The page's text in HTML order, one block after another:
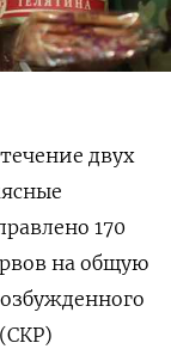
двух
170
на общую